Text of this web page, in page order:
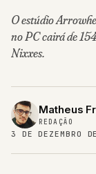
O estúdio
no PC cairá de
Nixxes.
Matheus
REDAÇÃO
3 DE DEZEMBRO